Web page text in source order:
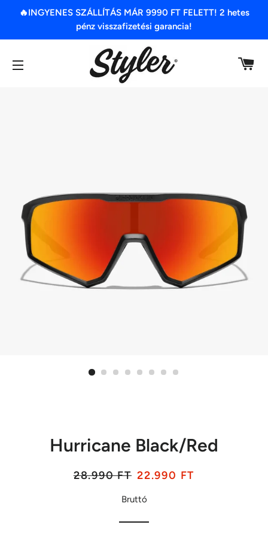
🔥INGYENES SZÁLLÍTÁS MÁR 9990 FT FELETT! 2 hetes
pénz visszafizetési garancia!
OLDAL NAVIGÁCIÓ
Hurricane Black/Red
Listaár
28.990 FT Akciós
22.990 FT
Bruttó